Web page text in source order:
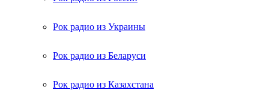
Рок радио из Украины
Рок радио из Беларуси
Рок радио из Казахстана